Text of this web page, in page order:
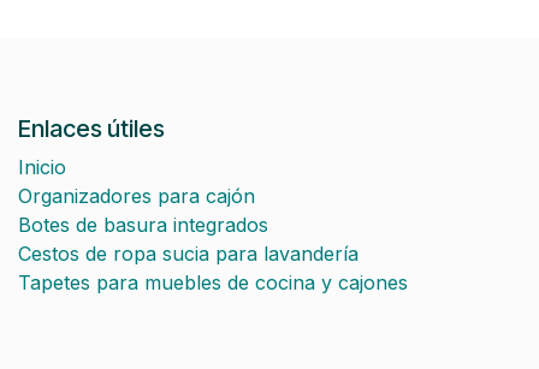
Enlaces útiles
Inicio
Organizadores para cajón
Botes de basura integrados
Cestos de ropa sucia para lavandería
Tapetes para muebles de cocina y cajones